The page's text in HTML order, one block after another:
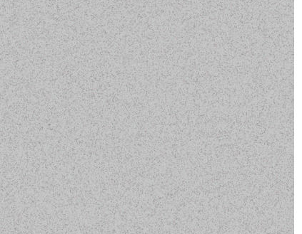
Flirty Aprons（フラーティーエプロンズ）
Heavenly Hostess（ヘブンリーホステ
ス）